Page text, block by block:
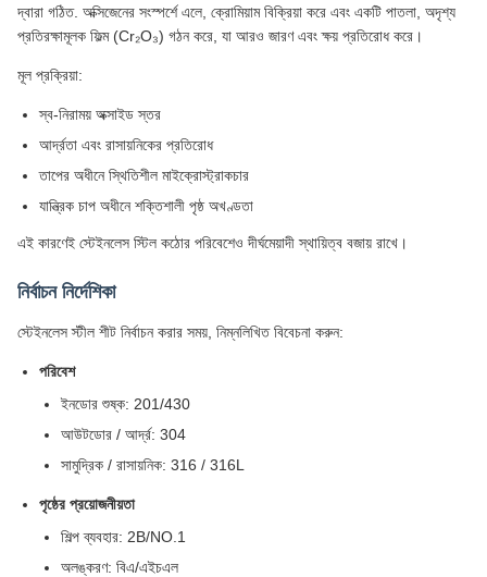
দ্বারা গঠিত. অক্সিজেনের সংস্পর্শে এলে, ক্রোমিয়াম বিক্রিয়া করে এবং একটি পাতলা, অদৃশ্য
প্রতিরক্ষামূলক ফিল্ম (Cr₂O₃) গঠন করে, যা আরও জারণ এবং ক্ষয় প্রতিরোধ করে।
মূল প্রক্রিয়া:
স্ব-নিরাময় অক্সাইড স্তর
আর্দ্রতা এবং রাসায়নিকের প্রতিরোধ
তাপের অধীনে স্থিতিশীল মাইক্রোস্ট্রাকচার
যান্ত্রিক চাপ অধীনে শক্তিশালী পৃষ্ঠ অখণ্ডতা
এই কারণেই স্টেইনলেস স্টিল কঠোর পরিবেশেও দীর্ঘমেয়াদী স্থায়িত্ব বজায় রাখে।
নির্বাচন নির্দেশিকা
স্টেইনলেস স্টীল শীট নির্বাচন করার সময়, নিম্নলিখিত বিবেচনা করুন:
পরিবেশ
ইনডোর শুষ্ক: 201/430
আউটডোর / আর্দ্র: 304
সামুদ্রিক / রাসায়নিক: 316 / 316L
পৃষ্ঠের প্রয়োজনীয়তা
শিল্প ব্যবহার: 2B/NO.1
অলঙ্করণ: বিএ/এইচএল